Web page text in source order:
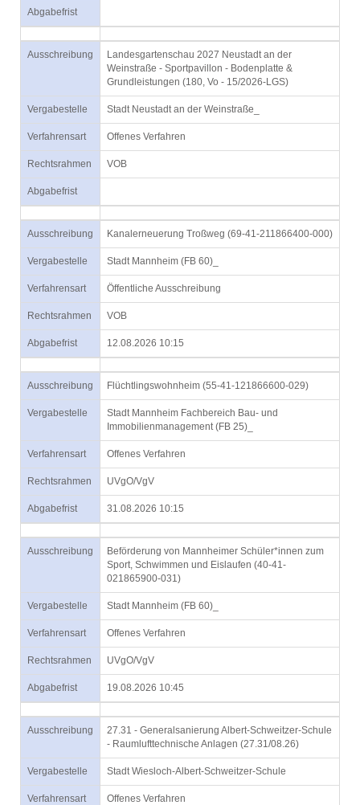
Abgabefrist
Ausschreibung
Landesgartenschau 2027 Neustadt an der
Weinstraße - Sportpavillon - Bodenplatte &
Grundleistungen (180, Vo - 15/2026-LGS)
Vergabestelle Stadt Neustadt an der Weinstraße_
Verfahrensart Offenes Verfahren
Rechtsrahmen VOB
Abgabefrist
Ausschreibung Kanalerneuerung Troßweg (69-41-211866400-000)
Vergabestelle Stadt Mannheim (FB 60)_
Verfahrensart Öffentliche Ausschreibung
Rechtsrahmen VOB
Abgabefrist 12.08.2026 10:15
Ausschreibung Flüchtlingswohnheim (55-41-121866600-029)
Vergabestelle
Stadt Mannheim Fachbereich Bau- und
Immobilienmanagement (FB 25)_
Verfahrensart Offenes Verfahren
Rechtsrahmen UVgO/VgV
Abgabefrist 31.08.2026 10:15
Ausschreibung
Beförderung von Mannheimer Schüler*innen zum
Sport, Schwimmen und Eislaufen (40-41-
021865900-031)
Vergabestelle Stadt Mannheim (FB 60)_
Verfahrensart Offenes Verfahren
Rechtsrahmen UVgO/VgV
Abgabefrist 19.08.2026 10:45
Ausschreibung
27.31 - Generalsanierung Albert-Schweitzer-Schule
- Raumlufttechnische Anlagen (27.31/08.26)
Vergabestelle Stadt Wiesloch-Albert-Schweitzer-Schule
Verfahrensart Offenes Verfahren